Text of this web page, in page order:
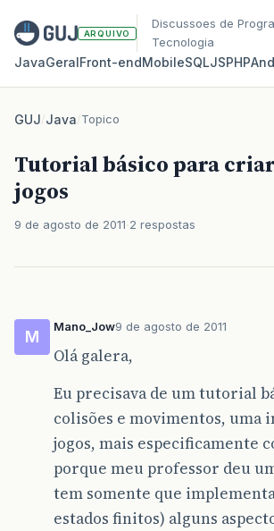
ARQUIVO
Discussoes de
Tecnologia
JavaGeralFront‑endMobileSQLJSPHP
GUJ/Java/Topico
Tutorial básico para
jogos
9 de agosto de 2011 2 respostas
M
Mano_Jow9 de agosto de 2011
Olá galera,
Eu precisava de um tutorial
colisões e movimentos, uma
jogos, mais especificamente
porque meu professor deu
tem somente que
estados finitos) alguns